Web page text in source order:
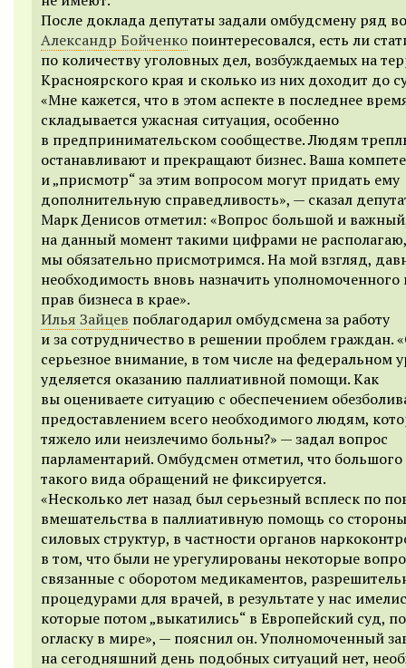
После доклада депутаты задали омбудсмену ряд
Александр Бойченко поинтересовался, есть ли
по количеству уголовных дел, возбуждаемых на
Красноярского края и сколько из них доходит до
«Мне кажется, что в этом аспекте в последнее
складывается ужасная ситуация, особенно
в предпринимательском сообществе. Людям
останавливают и прекращают бизнес. Ваша
и „присмотр“ за этим вопросом могут придать ему
дополнительную справедливость», — сказал
Марк Денисов отметил: «Вопрос большой и
на данный момент такими цифрами не
мы обязательно присмотримся. На мой взгляд,
необходимость вновь назначить уполномоченного
прав бизнеса в крае».
Илья Зайцев поблагодарил омбудсмена за работу
и за сотрудничество в решении проблем граждан.
серьезное внимание, в том числе на федеральном
уделяется оказанию паллиативной помощи. Как
вы оцениваете ситуацию с обеспечением
предоставлением всего необходимого людям,
тяжело или неизлечимо больны?» — задал вопрос
парламентарий. Омбудсмен отметил, что
такого вида обращений не фиксируется.
«Несколько лет назад был серьезный всплеск по
вмешательства в паллиативную помощь со
силовых структур, в частности органов
в том, что были не урегулированы некоторые
связанные с оборотом медикаментов,
процедурами для врачей, в результате у нас
которые потом „выкатились“ в Европейский суд,
огласку в мире», — пояснил он. Уполномоченный
на сегодняшний день подобных ситуаций нет,